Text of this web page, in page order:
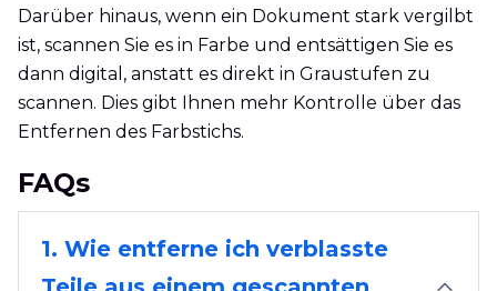
Darüber hinaus, wenn ein Dokument stark vergilbt
ist, scannen Sie es in Farbe und entsättigen Sie es
dann digital, anstatt es direkt in Graustufen zu
scannen. Dies gibt Ihnen mehr Kontrolle über das
Entfernen des Farbstichs.
FAQs
1. Wie entferne ich verblasste